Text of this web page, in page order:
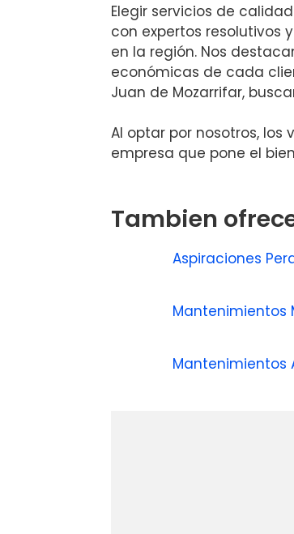
Elegir servicios de
con expertos resolutivos
en la región. Nos
económicas de cada
Juan de Mozarrifar,
Al optar por nosotros,
empresa que pone el
Tambien
Aspiraciones
Mantenimientos
Mantenimientos